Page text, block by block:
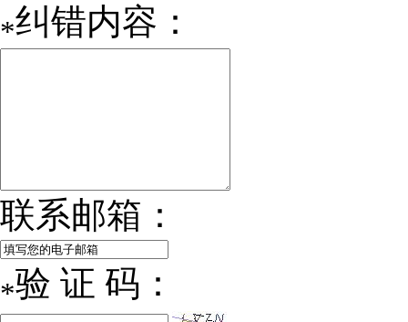
*纠错内容：
联系邮箱：
*验 证 码：